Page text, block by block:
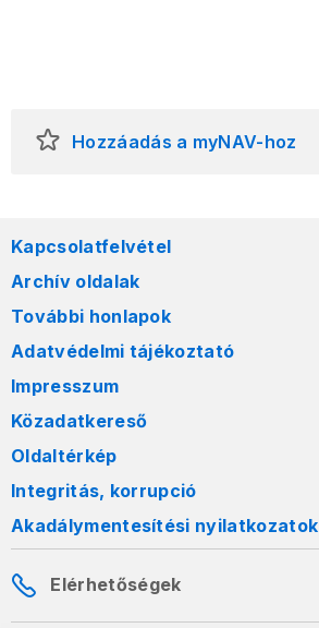
Hozzáadás a myNAV-hoz
Kapcsolatfelvétel
Archív oldalak
További honlapok
Adatvédelmi tájékoztató
Impresszum
Közadatkereső
Oldaltérkép
Integritás, korrupció
Akadálymentesítési nyilatkozatok
Elérhetőségek